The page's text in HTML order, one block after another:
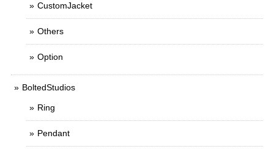
CustomJacket
Others
Option
BoltedStudios
Ring
Pendant